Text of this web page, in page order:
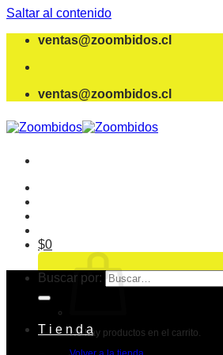
Saltar al contenido
ventas@zoombidos.cl
ventas@zoombidos.cl
$0
No hay productos en el carrito.
Buscar por:
T i e n d a